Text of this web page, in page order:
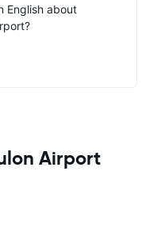
English about
Airport